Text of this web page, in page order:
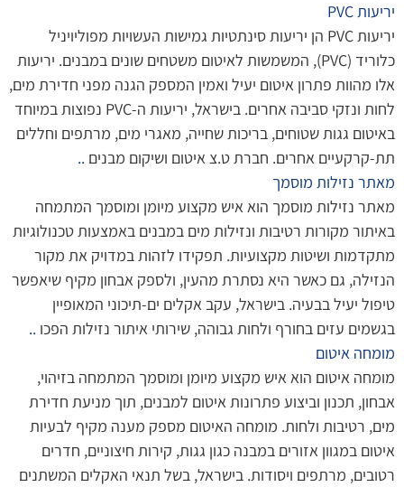
יריעות PVC
יריעות PVC הן יריעות סינתטיות גמישות העשויות מפוליויניל
כלוריד (PVC), המשמשות לאיטום משטחים שונים במבנים. יריעות
אלו מהוות פתרון איטום יעיל ואמין המספק הגנה מפני חדירת מים,
לחות ונזקי סביבה אחרים. בישראל, יריעות ה-PVC נפוצות במיוחד
באיטום גגות שטוחים, בריכות שחייה, מאגרי מים, מרתפים וחללים
תת-קרקעיים אחרים. חברת ט.צ איטום ושיקום מבנים ..
מאתר נזילות מוסמך
מאתר נזילות מוסמך הוא איש מקצוע מיומן ומוסמך המתמחה
באיתור מקורות רטיבות ונזילות מים במבנים באמצעות טכנולוגיות
מתקדמות ושיטות מקצועיות. תפקידו לזהות במדויק את מקור
הנזילה, גם כאשר היא נסתרת מהעין, ולספק אבחון מקיף שיאפשר
טיפול יעיל בבעיה. בישראל, עקב אקלים ים-תיכוני המאופיין
בגשמים עזים בחורף ולחות גבוהה, שירותי איתור נזילות הפכו ..
מומחה איטום
מומחה איטום הוא איש מקצוע מיומן ומוסמך המתמחה בזיהוי,
אבחון, תכנון וביצוע פתרונות איטום למבנים, תוך מניעת חדירת
מים, רטיבות ולחות. מומחה האיטום מספק מענה מקיף לבעיות
איטום במגוון אזורים במבנה כגון גגות, קירות חיצוניים, חדרים
רטובים, מרתפים ויסודות. בישראל, בשל תנאי האקלים המשתנים